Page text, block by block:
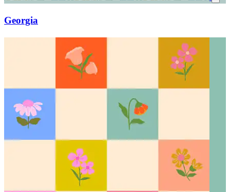
Georgia